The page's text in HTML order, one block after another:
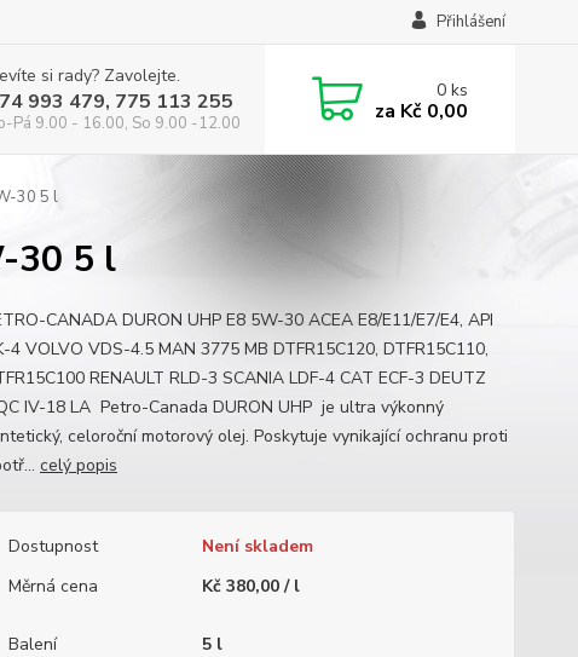
Přihlášení
si rady? Zavolejte.
993 479, 775 113 255
Pá 9.00 - 16.00, So 9.00 -12.00
0ks
za Kč 0,00
30 5 l
30 5 l
CANADA DURON UHP E8 5W-30 ACEA E8/E11/E7/E4, API
4 VOLVO VDS-4.5 MAN 3775 MB DTFR15C120, DTFR15C110,
RENAULT RLD-3 SCANIA LDF-4 CAT ECF-3 DEUTZ
IV-18 LA Petro-Canada DURON UHP je ultra výkonný
celoroční motorový olej. Poskytuje vynikající ochranu proti
celý popis
Dostupnost
Není skladem
Měrná cena
Kč 380,00 / l
Balení 5 l